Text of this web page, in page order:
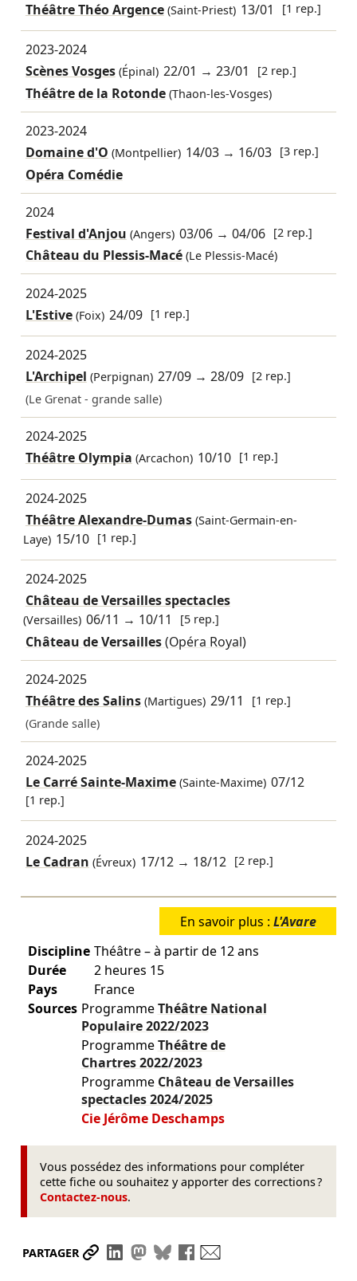
Théâtre Théo Argence(Saint-Priest) 13/01 [1 rep.]
2023-2024
Scènes Vosges(Épinal) 22/01 →23/01 [2 rep.]
Théâtre de la Rotonde (Thaon-les-Vosges)
2023-2024
Domaine d'O (Montpellier) 14/03 → 16/03 [3 rep.]
Opéra Comédie
2024
Festival d'Anjou (Angers) 03/06 →04/06 [2 rep.]
Château du Plessis-Macé (Le Plessis-Macé)
2024-2025
L'Estive(Foix) 24/09 [1 rep.]
2024-2025
L'Archipel (Perpignan) 27/09 →28/09 [2 rep.]
(Le Grenat - grande salle)
2024-2025
Théâtre Olympia (Arcachon) 10/10 [1 rep.]
2024-2025
Théâtre Alexandre-Dumas(Saint-Germain-en-
Laye) 15/10 [1 rep.]
2024-2025
Château de Versailles spectacles
(Versailles) 06/11 → 10/11 [5 rep.]
Château de Versailles(Opéra Royal)
2024-2025
Théâtre des Salins(Martigues) 29/11
[1 rep.]
(Grande salle)
2024-2025
Le Carré Sainte-Maxime(Sainte-Maxime) 07/12
[1 rep.]
2024-2025
Le Cadran (Évreux) 17/12 → 18/12 [2 rep.]
En savoir plus : L'Avare
Discipline Théâtre – à partir de 12 ans
Durée
2 heures 15
Pays
France
Sources ProgrammeThéâtre National
Populaire2022/2023
ProgrammeThéâtre de
Chartres2022/2023
Programme Château de Versailles
spectacles2024/2025
Cie Jérôme Deschamps
Vous possédez des informations pour compléter
cette fiche ou souhaitez y apporter des corrections ?
Contactez-nous.
PARTAGER Partager le lien
Partager sur LinkedIn
Partager sur Mastodon
Partager sur Bluesky
Partager sur Facebook